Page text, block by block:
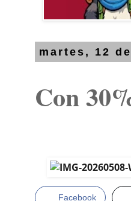
martes, 12
Con
Facebook